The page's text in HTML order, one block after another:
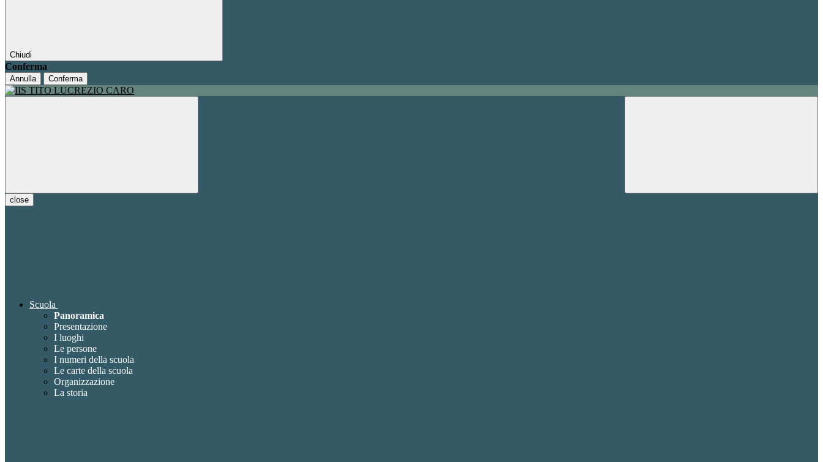
Chiudi
Conferma
Annulla Conferma
close
Scuola
Panoramica
Presentazione
I luoghi
Le persone
I numeri della scuola
Le carte della scuola
Organizzazione
La storia